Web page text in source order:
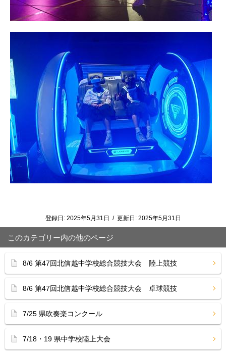
登録日: 2025年5月31日 / 更新日: 2025年5月31日
このカテゴリー内の他のページ
8/6 第47回北信越中学校総合競技大会 陸上競技
8/6 第47回北信越中学校総合競技大会 卓球競技
7/25 県吹奏楽コンクール
7/18・19 県中学校陸上大会